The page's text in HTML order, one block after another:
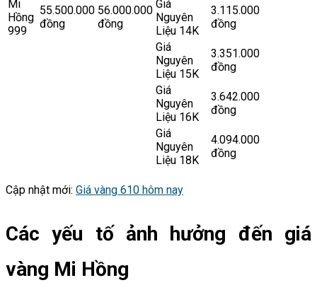
Mi
Hồng
999
55.500.000
đồng
56.000.000
đồng
Giá
Nguyên
Liệu 14K
3.115.000
đồng
Giá
Nguyên
Liệu 15K
3.351.000
đồng
Giá
Nguyên
Liệu 16K
3.642.000
đồng
Giá
Nguyên
Liệu 18K
4.094.000
đồng
Cập nhật mới: Giá vàng 610 hôm nay
Các yếu tố ảnh hưởng đến giá
vàng Mi Hồng